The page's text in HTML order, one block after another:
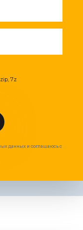
7z
данных и соглашаюсь с